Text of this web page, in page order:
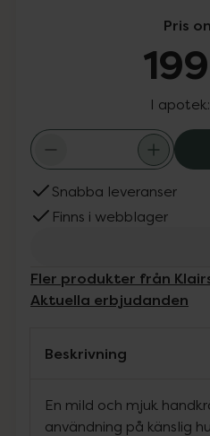
Pris
I apotek:
Snabba leveranser
Finns i webblager
Fler produkter från
Aktuella erbjudanden
Beskrivning
En mild och mjuk
användning på känslig